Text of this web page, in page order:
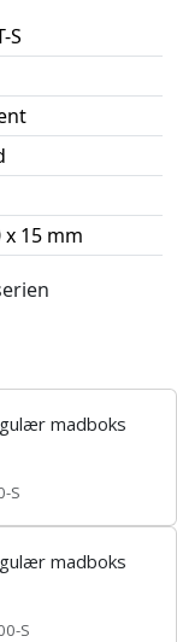
S
x 15 mm
madboks
S
madboks
S